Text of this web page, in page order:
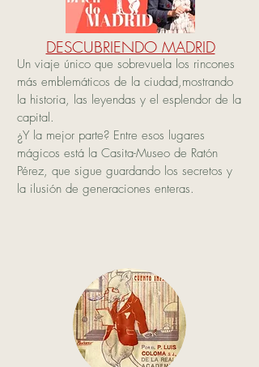
DESCUBRIENDO MADRID
Un viaje único que sobrevuela los rincones
más emblemáticos de la ciudad,mostrando
la historia, las leyendas y el esplendor de la
capital.
¿Y la mejor parte? Entre esos lugares
mágicos está la Casita-Museo de Ratón
Pérez, que sigue guardando los secretos y
la ilusión de generaciones enteras.